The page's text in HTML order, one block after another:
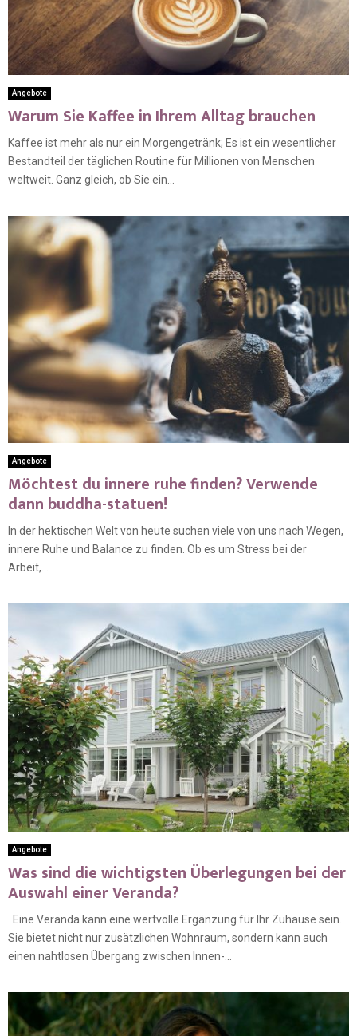
Angebote
Warum Sie Kaffee in Ihrem Alltag brauchen
Kaffee ist mehr als nur ein Morgengetränk; Es ist ein wesentlicher
Bestandteil der täglichen Routine für Millionen von Menschen
weltweit. Ganz gleich, ob Sie ein...
Angebote
Möchtest du innere ruhe finden? Verwende
dann buddha-statuen!
In der hektischen Welt von heute suchen viele von uns nach Wegen,
innere Ruhe und Balance zu finden. Ob es um Stress bei der
Arbeit,...
Angebote
Was sind die wichtigsten Überlegungen bei der
Auswahl einer Veranda?
Eine Veranda kann eine wertvolle Ergänzung für Ihr Zuhause sein.
Sie bietet nicht nur zusätzlichen Wohnraum, sondern kann auch
einen nahtlosen Übergang zwischen Innen-...